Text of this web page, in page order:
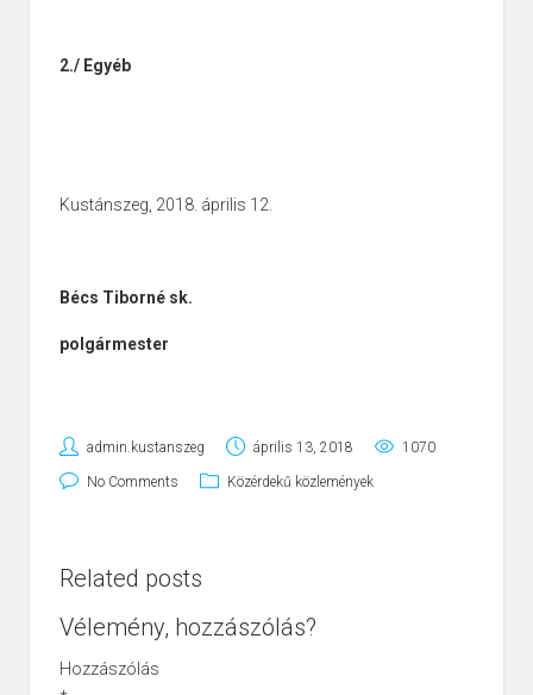
2./ Egyéb
Kustánszeg, 2018. április 12.
Bécs Tiborné sk.
polgármester
admin.kustanszeg április 13, 2018 1070
No Comments Közérdekű közlemények
Related posts
Vélemény, hozzászólás?
Hozzászólás